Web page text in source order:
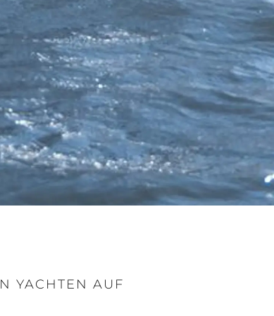
YACHTEN AUF